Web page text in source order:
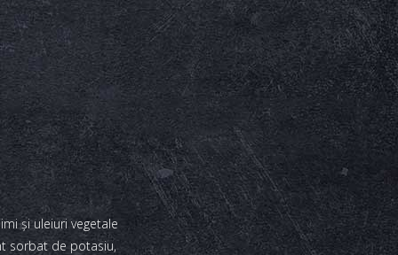
și uleiuri vegetale
sorbat de potasiu,